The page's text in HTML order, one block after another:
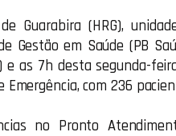
Guarabira (HRG),
Gestão em Saúde (PB
as 7h desta segunda-
Emergência, com 236
no Pronto